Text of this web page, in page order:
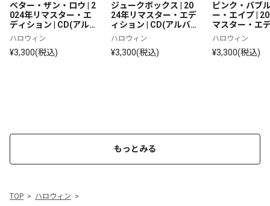
ベター・ザン・ロウ | 2
024年リマスター・エ
ディション | CD(アル
バム)
ハロウィン
¥3,300(税込)
ジュークボックス | 20
24年リマスター・エデ
ィション | CD(アルバ
ム)
ハロウィン
¥3,300(税込)
ピンク・バブ
ー・エイプ |
マスター・エ
ン | CD(アルバ
ハロウィン
¥3,300(税込)
もっとみる
TOP
ハロウィン